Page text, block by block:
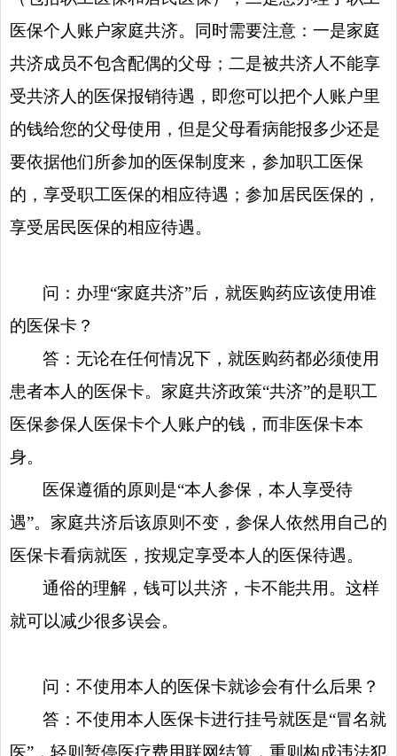
医保个人账户家庭共济。同时需要注意：一是家庭
共济成员不包含配偶的父母；二是被共济人不能享
受共济人的医保报销待遇，即您可以把个人账户里
的钱给您的父母使用，但是父母看病能报多少还是
要依据他们所参加的医保制度来，参加职工医保
的，享受职工医保的相应待遇；参加居民医保的，
享受居民医保的相应待遇。
问：办理“家庭共济”后，就医购药应该使用谁
的医保卡？
答：无论在任何情况下，就医购药都必须使用
患者本人的医保卡。家庭共济政策“共济”的是职工
医保参保人医保卡个人账户的钱，而非医保卡本
身。
医保遵循的原则是“本人参保，本人享受待
遇”。家庭共济后该原则不变，参保人依然用自己的
医保卡看病就医，按规定享受本人的医保待遇。
通俗的理解，钱可以共济，卡不能共用。这样
就可以减少很多误会。
问：不使用本人的医保卡就诊会有什么后果？
答：不使用本人医保卡进行挂号就医是“冒名就
医”，轻则暂停医疗费用联网结算，重则构成违法犯